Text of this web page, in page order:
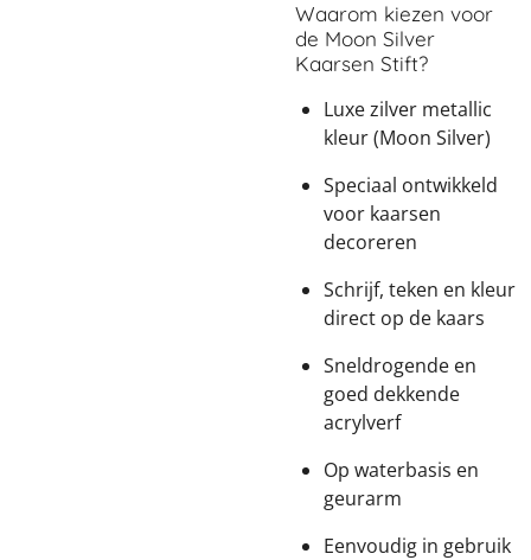
Waarom kiezen voor
de Moon Silver
Kaarsen Stift?
Luxe zilver metallic
kleur (Moon Silver)
Speciaal ontwikkeld
voor kaarsen
decoreren
Schrijf, teken en kleur
direct op de kaars
Sneldrogende en
goed dekkende
acrylverf
Op waterbasis en
geurarm
Eenvoudig in gebruik